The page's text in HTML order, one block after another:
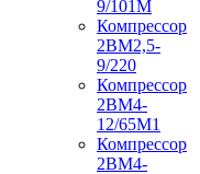
9/101М
Компрессор
2ВМ2,5-
9/220
Компрессор
2ВМ4-
12/65М1
Компрессор
2ВМ4-